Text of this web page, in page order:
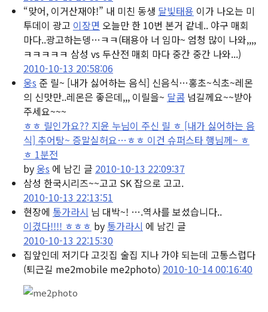
“맞어, 이거산재야!” 내 미친 동생 달빛태용 이가 나오는 미
투데이 광고 이장면 오늘만 한 10번 본거 같네.. 야구 매회
마다..광고하는뎅…ㅋㅋ(태용아 너 임마~ 엄청 많이 나와,,,,
ㅋㅋㅋㅋㅋ 삼성 vs 두산전 매회 마다 중간 중간 나와...)
2010-10-13 20:58:06
웅s 준 릴~ [내가 싫어하는 음식] 신음식…홍초~식초~레몬
의 신맛만..레몬은 좋은데,,, 이릴을~ 달콤 넘길께요~~받아
주세요~~~
ㅎㅎ 릴인가요?? 지윤 누님이 주신 릴 ㅎ [내가 싫어하는 음
식] 추어탕~ 증말실허요…ㅎㅎ 이건 슈퍼스타 행님께~ ㅎ
ㅎ 1분전
by 웅s 에 남긴 글 2010-10-13 22:09:37
삼성 한국시리즈~~고고 SK 잡으로 고고.
2010-10-13 22:13:51
현장에 통가라시 님 대박~! ….역사를 보셨습니다..
이겼다!!!! ㅎㅎㅎ by 통가라시 에 남긴 글
2010-10-13 22:15:30
집앞인데 저기다 고깃집 술집 지나 가야 되는데 고통스럽다
(퇴근길 me2mobile me2photo) 2010-10-14 00:16:40